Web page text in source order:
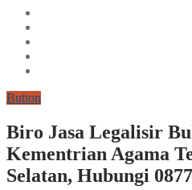
Button
Biro Jasa Legalisir
Kementrian Agama
Selatan, Hubungi